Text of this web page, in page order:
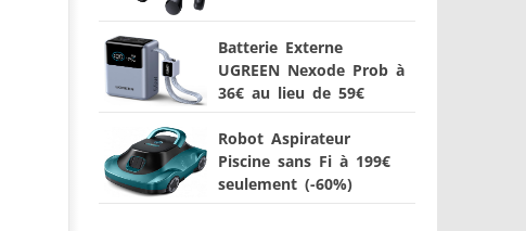
Batterie Externe
UGREEN Nexode Prob à
36€ au lieu de 59€
Robot Aspirateur
Piscine sans Fi à 199€
seulement (-60%)